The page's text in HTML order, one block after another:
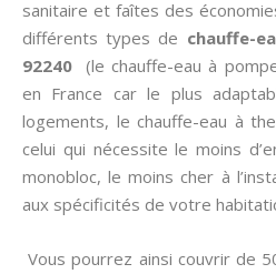
sanitaire et faîtes des
différents types de chauffe-
92240 (le chauffe-eau à
en France car le plus
logements, le chauffe-eau à
celui qui nécessite le moins
monobloc, le moins cher à
aux spécificités de votre
Vous pourrez ainsi couvrir de